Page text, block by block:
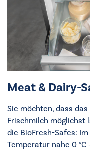
Meat & Dairy-
Sie möchten, dass
Frischmilch möglichst
die BioFresh-Safes:
Temperatur nahe 0